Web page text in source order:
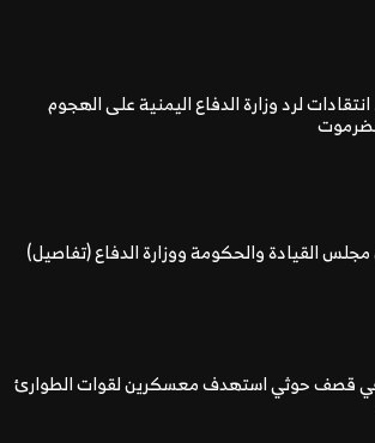
لرد وزارة الدفاع اليمنية على الهجوم
القيادة والحكومة ووزارة الدفاع (تفاصيل)
45 جندياً في قصف حوثي استهدف معسكرين لقوات الطوارئ